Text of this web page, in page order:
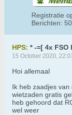
Registratie
Berichten:
HPS: * -=[ 4x FSO
15 October 2020,
Hoi allemaal
Ik heb zaadjes
wietzaden gratis
heb gehoord dat
wel weer